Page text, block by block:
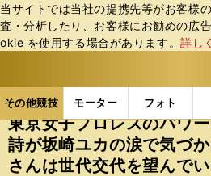
当サイトでは当社の提携先等がお客様
査・分析したり、お客様にお勧めの広
okie を使⽤する場合があります。詳し
その他競技 モーター フォト
ス
ポ
ル
テ
その他競技の記事一覧 格
東京女子プロレスのパワ
詩が坂崎ユカの涙で気づ
さんは世代交代を望んでい